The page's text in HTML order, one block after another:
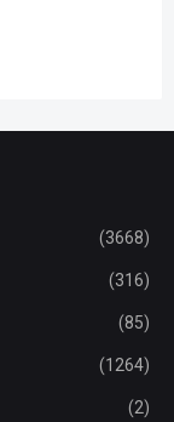
(3668)
(316)
(85)
(1264)
(2)